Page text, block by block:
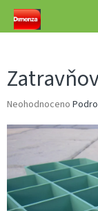
Přejít
obsah
Průměrné
produktu
z
5
hvězdiček.
Neohodnoceno